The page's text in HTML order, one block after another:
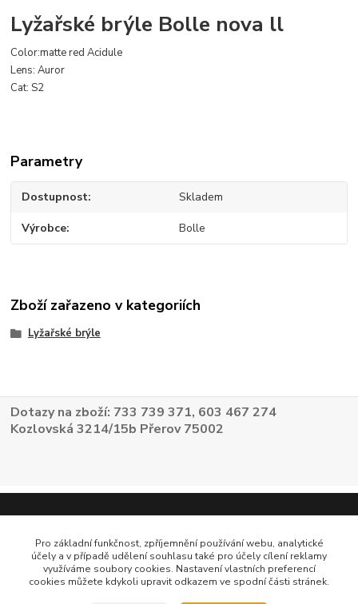
Lyžařské brýle Bolle nova ll
Color:matte red Acidule
Lens: Auror
Cat: S2
Parametry
Dostupnost Skladem
Výrobce Bolle
Zboží zařazeno v kategoriích
Lyžařské brýle
Dotazy na zboží: 733 739 371, 603 467 274
Kozlovská 3214/15b Přerov 75002
Pro základní funkčnost, zpříjemnění používání webu, analytické
účely a v případě udělení souhlasu také pro účely cílení reklamy
využíváme soubory cookies. Nastavení vlastních preferencí
cookies můžete kdykoli upravit odkazem ve spodní části stránek.